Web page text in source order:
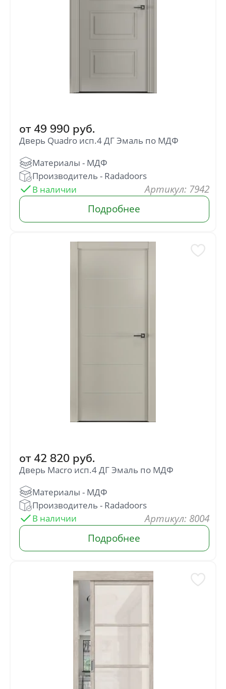
от 49 990 руб.
Дверь Quadro исп.4 ДГ Эмаль по МДФ
: 7942
от 42 820 руб.
Дверь Macro исп.4 ДГ Эмаль по МДФ
: 8004